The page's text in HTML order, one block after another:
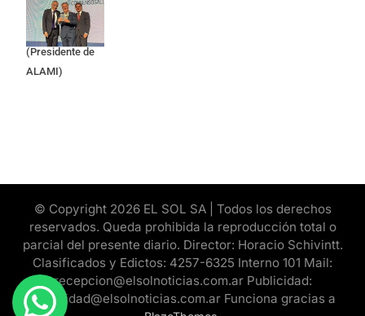
Apres Salud) y
Cristian Mazza
(Presidente de
ALAMI)
© Copyright 2026 EL SOL SA | Todos los derechos
reservados. Queda prohibida la reproducción total o
parcial del presente diario. Director: Horacio Schivintt.
Clasificados y Edictos: 4257-6325 Interno 101 Mail:
recepcion@elsolnoticias.com.ar Publicidad:
publicidad@elsolnoticias.com.ar Funciona gracias a